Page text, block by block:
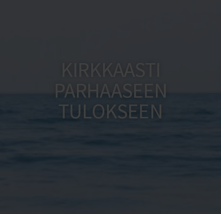
KIRKKAASTI
PARHAASEEN
TULOKSEEN